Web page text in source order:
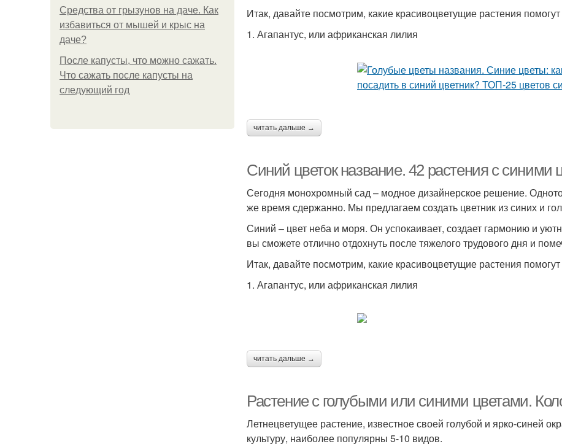
Средства от грызунов на даче. Как
избавиться от мышей и крыс на
даче?
После капусты, что можно сажать.
Что сажать после капусты на
следующий год
Итак, давайте посмотрим, какие красивоцветущие растения
1. Агапантус, или африканская лилия
читать дальше →
Синий цветок название. 42 растения с синими
Сегодня монохромный сад – модное дизайнерское решение.
же время сдержанно. Мы предлагаем создать цветник из синих и
Синий – цвет неба и моря. Он успокаивает, создает гармонию и
вы сможете отлично отдохнуть после тяжелого трудового дня и
Итак, давайте посмотрим, какие красивоцветущие растения
1. Агапантус, или африканская лилия
читать дальше →
Растение с голубыми или синими цветами.
Летнецветущее растение, известное своей голубой и ярко-синей
культуру, наиболее популярны 5-10 видов.